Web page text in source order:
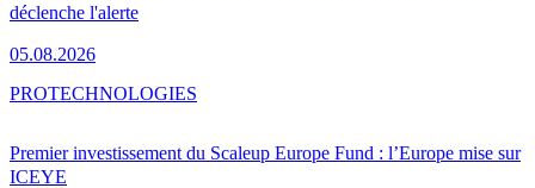
déclenche l'alerte
05.08.2026
Premier investissement du Scaleup Europe Fund : l’Europe mise sur
ICEYE
PROTECHNOLOGIES